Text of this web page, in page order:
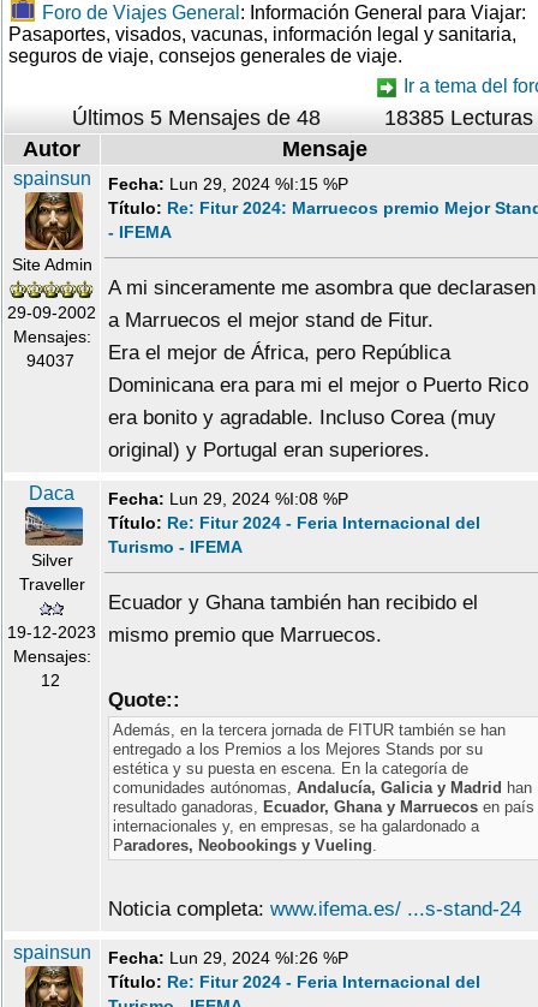
Foro de Viajes General : Información General para Viajar:
Pasaportes, visados, vacunas, información legal y sanitaria,
seguros de viaje, consejos generales de viaje.
Ir a tema del
Últimos 5 Mensajes de 48
18385 Lecturas
Autor
Mensaje
spainsun
Site Admin
29-09-2002
Mensajes:
94037
Fecha: Lun 29, 2024 %I:15 %P
Título: Re: Fitur 2024: Marruecos premio Mejor
- IFEMA
A mi sinceramente me asombra que declarasen
a Marruecos el mejor stand de Fitur.
Era el mejor de África, pero República
Dominicana era para mi el mejor o Puerto Rico
era bonito y agradable. Incluso Corea (muy
original) y Portugal eran superiores.
Daca
Silver
Traveller
19-12-2023
Mensajes:
12
Fecha: Lun 29, 2024 %I:08 %P
Título: Re: Fitur 2024 - Feria Internacional del
Turismo - IFEMA
Ecuador y Ghana también han recibido el
mismo premio que Marruecos.
Quote::
Además, en la tercera jornada de FITUR también se han
entregado a los Premios a los Mejores Stands por su
estética y su puesta en escena. En la categoría de
comunidades autónomas, Andalucía, Galicia y Madrid han
resultado ganadoras, Ecuador, Ghana y Marruecos en país
internacionales y, en empresas, se ha galardonado a
Paradores, Neobookings y Vueling
Noticia completa: www.ifema.es/ ...s-stand-24
spainsun Fecha: Lun 29, 2024 %I:26 %P
Título: Re: Fitur 2024 - Feria Internacional del